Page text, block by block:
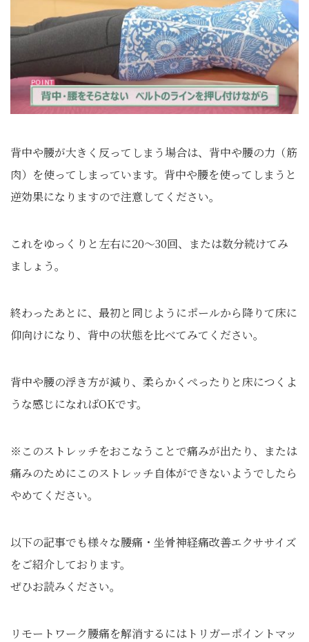
背中や腰が大きく反ってしまう場合は、背中や腰の力（筋
肉）を使ってしまっています。背中や腰を使ってしまうと
逆効果になりますので注意してください。
これをゆっくりと左右に20～30回、または数分続けてみ
ましょう。
終わったあとに、最初と同じようにポールから降りて床に
仰向けになり、背中の状態を比べてみてください。
背中や腰の浮き方が減り、柔らかくぺったりと床につくよ
うな感じになればOKです。
※このストレッチをおこなうことで痛みが出たり、または
痛みのためにこのストレッチ自体ができないようでしたら
やめてください。
以下の記事でも様々な腰痛・坐骨神経痛改善エクササイズ
をご紹介しております。
ぜひお読みください。
リモートワーク腰痛を解消するにはトリガーポイントマッ